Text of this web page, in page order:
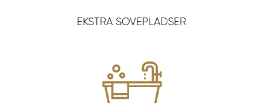
EKSTRA SOVEPLADSER